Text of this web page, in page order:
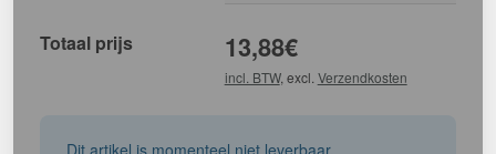
Totaal prijs 13,88€
incl. BTW, excl. Verzendkosten